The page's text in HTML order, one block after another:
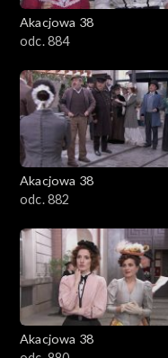
Akacjowa 38
odc. 884
Akacjowa 38
odc. 882
Akacjowa 38